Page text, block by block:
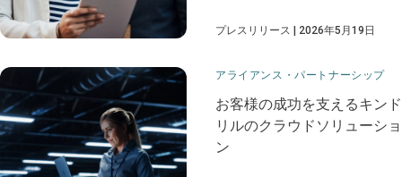
プレスリリース 2026年5月19日
アライアンス・パートナーシップ
お客様の成功を支えるキンド
リルのクラウドソリューショ
ン